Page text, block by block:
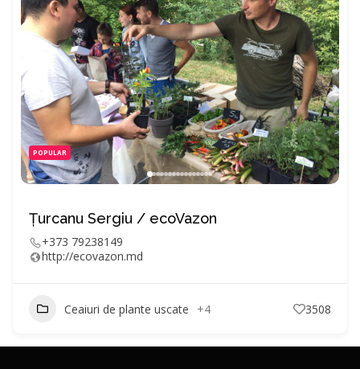
POPULAR
Țurcanu Sergiu / ecoVazon
+373 79238149
http://ecovazon.md
Ceaiuri de plante uscate +4 3508